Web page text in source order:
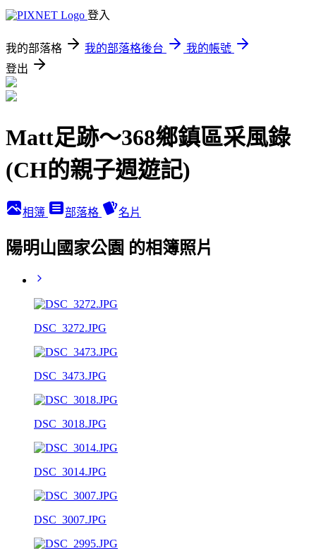
登入
我的部落格 我的部落格後台
我的帳號
登出
Matt足跡～368鄉鎮區采風錄
(CH的親子週遊記)
相簿 部落格 名片
陽明山國家公園 的相簿照片
DSC_3272.JPG
DSC_3473.JPG
DSC_3018.JPG
DSC_3014.JPG
DSC_3007.JPG